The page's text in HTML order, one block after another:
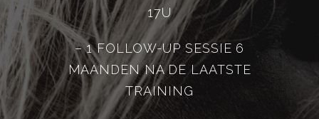
17U
– 1 FOLLOW-UP SESSIE 6
MAANDEN NA DE LAATSTE
TRAINING